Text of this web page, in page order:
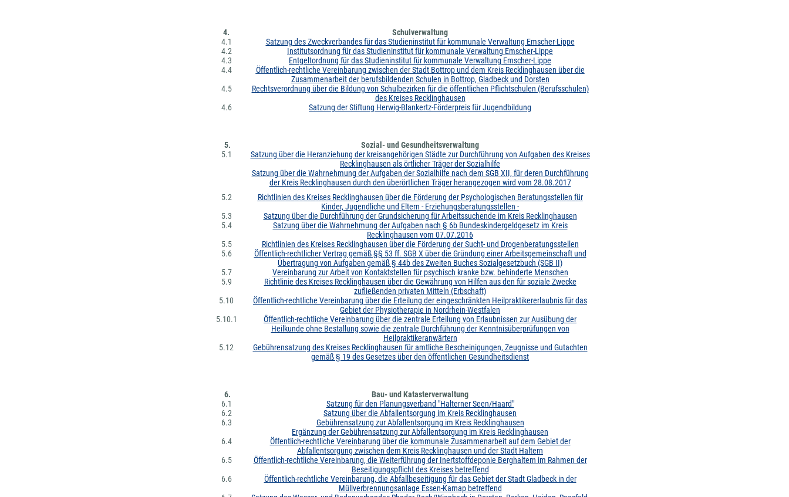
4.
Schulverwaltung
4.1
Satzung des Zweckverbandes für das Studieninstitut für kommunale Verwaltung Emscher-Lippe
4.2
Institutsordnung für das Studieninstitut für kommunale Verwaltung Emscher-Lippe
4.3
Entgeltordnung für das Studieninstitut für kommunale Verwaltung Emscher-Lippe
4.4
Öffentlich-rechtliche Vereinbarung zwischen der Stadt Bottrop und dem Kreis Recklinghausen über die
Zusammenarbeit der berufsbildenden Schulen in Bottrop, Gladbeck und Dorsten
4.5
Rechtsverordnung über die Bildung von Schulbezirken für die öffentlichen Pflichtschulen (Berufsschulen)
des Kreises Recklinghausen
4.6
Satzung der Stiftung Herwig-Blankertz-Förderpreis für Jugendbildung
5.
Sozial- und Gesundheitsverwaltung
5.1
Satzung über die Heranziehung der kreisangehörigen Städte zur Durchführung von Aufgaben des Kreises
Recklinghausen als örtlicher Träger der Sozialhilfe
Satzung über die Wahrnehmung der Aufgaben der Sozialhilfe nach dem SGB XII, für deren Durchführung
der Kreis Recklinghausen durch den überörtlichen Träger herangezogen wird vom 28.08.2017
5.2
Richtlinien des Kreises Recklinghausen über die Förderung der Psychologischen Beratungsstellen für
Kinder, Jugendliche und Eltern - Erziehungsberatungsstellen -
5.3
Satzung über die Durchführung der Grundsicherung für Arbeitssuchende im Kreis Recklinghausen
5.4
Satzung über die Wahrnehmung der Aufgaben nach § 6b Bundeskindergeldgesetz im Kreis
Recklinghausen vom 07.07.2016
5.5
Richtlinien des Kreises Recklinghausen über die Förderung der Sucht- und Drogenberatungsstellen
5.6
5.7
Öffentlich-rechtlicher Vertrag gemäß §§ 53 ff. SGB X über die Gründung einer Arbeitsgemeinschaft und
Übertragung von Aufgaben gemäß § 44b des Zweiten Buches Sozialgesetzbuch (SGB II)
Vereinbarung zur Arbeit von Kontaktstellen für psychisch kranke bzw. behinderte Menschen
5.9
Richtlinie des Kreises Recklinghausen über die Gewährung von Hilfen aus den für soziale Zwecke
zufließenden privaten Mitteln (Erbschaft)
5.10
Öffentlich-rechtliche Vereinbarung über die Erteilung der eingeschränkten Heilpraktikererlaubnis für das
Gebiet der Physiotherapie in Nordrhein-Westfalen
5.10.1
Öffentlich-rechtliche Vereinbarung über die zentrale Erteilung von Erlaubnissen zur Ausübung der
Heilkunde ohne Bestallung sowie die zentrale Durchführung der Kenntnisüberprüfungen von
Heilpraktikeranwärtern
5.12
Gebührensatzung des Kreises Recklinghausen für amtliche Bescheinigungen, Zeugnisse und Gutachten
gemäß § 19 des Gesetzes über den öffentlichen Gesundheitsdienst
6.
Bau- und Katasterverwaltung
6.1
Satzung für den Planungsverband "Halterner Seen/Haard"
6.2
Satzung über die Abfallentsorgung im Kreis Recklinghausen
6.3
Gebührensatzung zur Abfallentsorgung im Kreis Recklinghausen
Ergänzung der Gebührensatzung zur Abfallentsorgung im Kreis Recklinghausen
6.4
Öffentlich-rechtliche Vereinbarung über die kommunale Zusammenarbeit auf dem Gebiet der
Abfallentsorgung zwischen dem Kreis Recklinghausen und der Stadt Haltern
6.5
Öffentlich-rechtliche Vereinbarung, die Weiterführung der Inertstoffdeponie Berghaltern im Rahmen der
Beseitigungspflicht des Kreises betreffend
6.6
Öffentlich-rechtliche Vereinbarung, die Abfallbeseitigung für das Gebiet der Stadt Gladbeck in der
Müllverbrennungsanlage Essen-Karnap betreffend